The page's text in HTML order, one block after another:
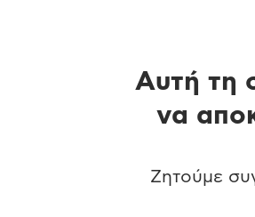
Αυτή τη
να
Ζητούμε